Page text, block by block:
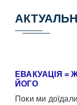
ЕВАКУАЦІЯ =
ЙОГО
Поки ми